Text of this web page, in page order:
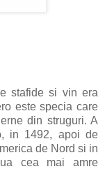
stafide si vin era
este specia care
din struguri. A
in 1492, apoi de
de Nord si in
cea mai amre